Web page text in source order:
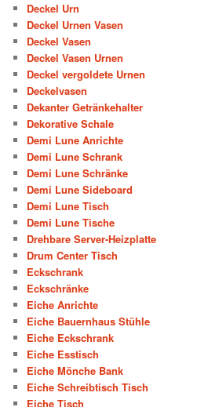
Deckel Urn
Deckel Urnen Vasen
Deckel Vasen
Deckel Vasen Urnen
Deckel vergoldete Urnen
Deckelvasen
Dekanter Getränkehalter
Dekorative Schale
Demi Lune Anrichte
Demi Lune Schrank
Demi Lune Schränke
Demi Lune Sideboard
Demi Lune Tisch
Demi Lune Tische
Drehbare Server-Heizplatte
Drum Center Tisch
Eckschrank
Eckschränke
Eiche Anrichte
Eiche Bauernhaus Stühle
Eiche Eckschrank
Eiche Esstisch
Eiche Mönche Bank
Eiche Schreibtisch Tisch
Eiche Tisch